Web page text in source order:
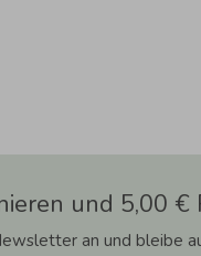
und 5,00 €
an und bleibe